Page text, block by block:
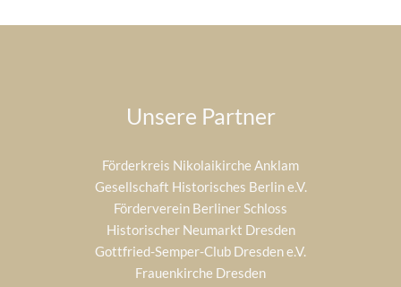
Unsere Partner
Förderkreis Nikolaikirche Anklam
Gesellschaft Historisches Berlin e.V.
Förderverein Berliner Schloss
Historischer Neumarkt Dresden
Gottfried-Semper-Club Dresden e.V.
Frauenkirche Dresden